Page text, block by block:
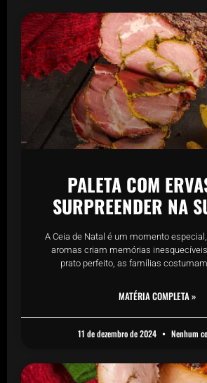
PALETA COM
SURPREENDER NA
A Ceia de Natal é um momento
aromas criam memórias
prato perfeito, as famílias
MATÉRIA COMPLETA »
11 de dezembro de 2024 Nenhum